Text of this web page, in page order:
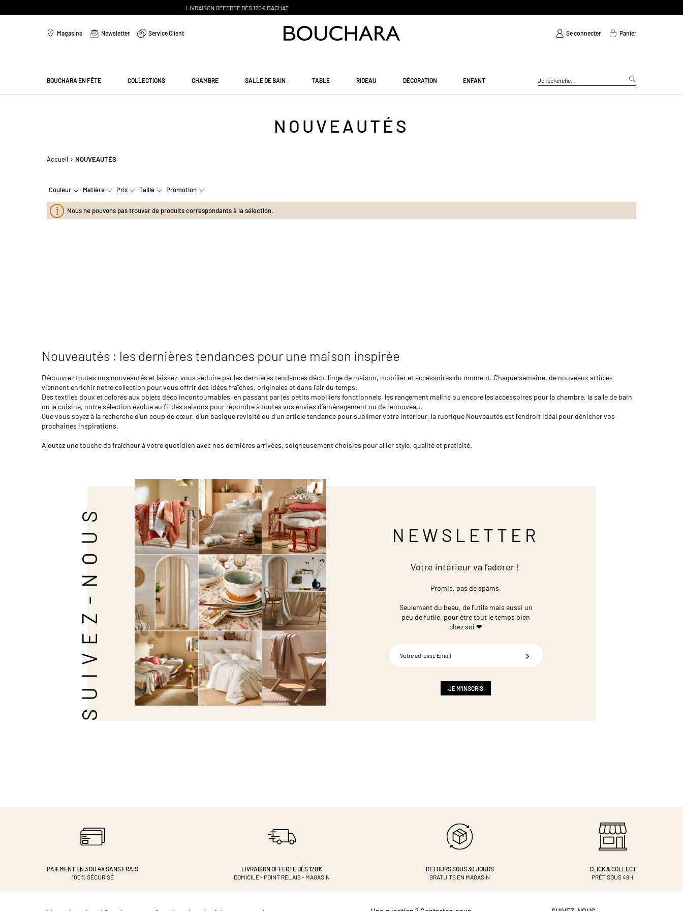
Magasins Newsletter Service Client Se connecter Panier
BOUCHARA EN FÊTE COLLECTIONS CHAMBRE SALLE DE BAIN TABLE RIDEAU DÉCORATION ENFANT
NOUVEAUTÉS
Accueil NOUVEAUTÉS
Couleur Matière Prix Taille Promotion
Nous ne pouvons pas trouver de produits correspondants à la sélection.
Nouveautés : les dernières tendances pour une maison inspirée
Découvrez toutes nos nouveautés et laissez-vous séduire par les dernières tendances déco, linge de maison, mobilier et accessoires du moment. Chaque semaine, de nouveaux articles
viennent enrichir notre collection pour vous offrir des idées fraîches, originales et dans l’air du temps.
Des textiles doux et colorés aux objets déco incontournables, en passant par les petits mobiliers fonctionnels, les rangement malins ou encore les accessoires pour la chambre, la salle de bain
ou la cuisine, notre sélection évolue au fil des saisons pour répondre à toutes vos envies d’aménagement ou de renouveau.
Que vous soyez à la recherche d’un coup de cœur, d’un basique revisité ou d’un article tendance pour sublimer votre intérieur, la rubrique Nouveautés est l’endroit idéal pour dénicher vos
prochaines inspirations.
Ajoutez une touche de fraîcheur à votre quotidien avec nos dernières arrivées, soigneusement choisies pour allier style, qualité et praticité.
SUIVEZ-NOUS NEWSLETTER
Votre intérieur va l'adorer !
Promis, pas de spams.
Seulement du beau, de l'utile mais aussi un
peu de futile, pour être tout le temps bien
chez soi ❤
JE M'INSCRIS
PAIEMENT EN 3 OU 4XSANS FRAIS
100% SÉCURISÉ
LIVRAISON OFFERTE DÈS 120€
DOMICILE - POINT RELAIS - MAGASIN
RETOURS SOUS 30 JOURS
GRATUITS EN MAGASIN
CLICK & COLLECT
PRÊT SOUS 48H